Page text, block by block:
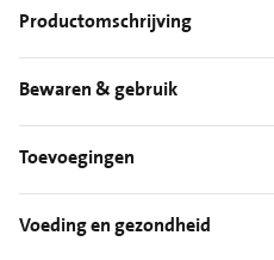
Productomschrijving
Bewaren & gebruik
Toevoegingen
Voeding en gezondheid